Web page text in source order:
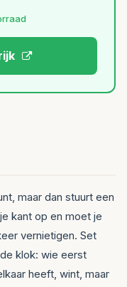
maar dan stuurt een
kant op en moet je
vernietigen. Set
klok: wie eerst
heeft, wint, maar